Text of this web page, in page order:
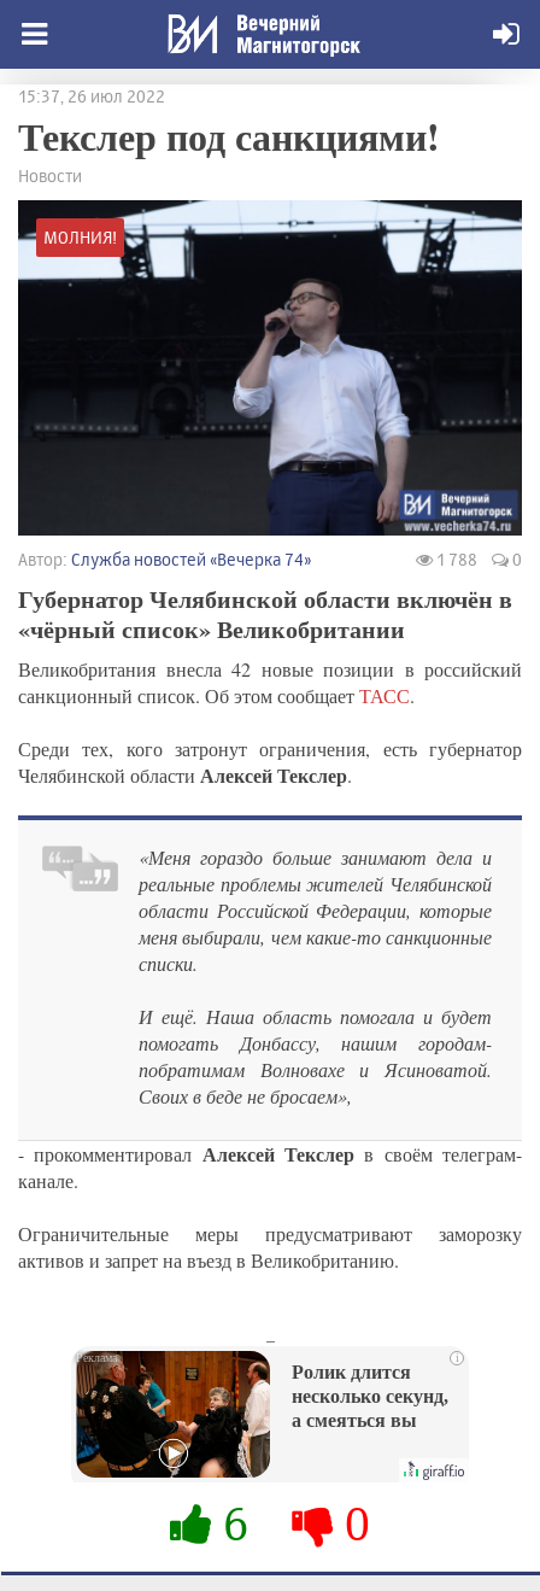
15:37, 26 июл 2022
Текслер под санкциями!
Новости
МОЛНИЯ!
Автор: Служба новостей «Вечерка 74» 1 788 0
Губернатор Челябинской области включён в
«чёрный список» Великобритании
Великобритания внесла 42 новые позиции в российский
санкционный список. Об этом сообщаетТАСС.
Среди тех, кого затронут ограничения, есть губернатор
Челябинской области Алексей Текслер.
«Меня гораздо больше занимают дела и
реальные проблемы жителей Челябинской
области Российской Федерации, которые
меня выбирали, чем какие-то санкционные
списки.
И ещё. Наша область помогала и будет
помогать Донбассу, нашим городам-
побратимам Волновахе и Ясиноватой.
Своих в беде не бросаем»,
- прокомментировал Алексей Текслер в своём телеграм-
канале.
Ограничительные меры предусматривают заморозку
активов и запрет на въезд в Великобританию.
i
Ролик длится
несколько секунд,
а смеяться вы
6 0